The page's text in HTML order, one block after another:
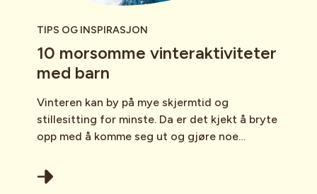
TIPS OG INSPIRASJON
10 morsomme vinteraktiviteter
med barn
Vinteren kan by på mye skjermtid og
stillesitting for minste. Da er det kjekt å bryte
opp med å komme seg ut og gjøre noe